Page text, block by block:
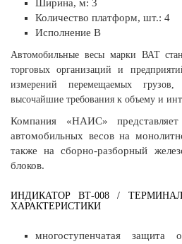
Ширина, м: 3
Количество платформ, шт.: 4
Исполнение В
Автомобильные весы марки ВАТ
торговых организаций и
измерений перемещаемых
высочайшие требования к объему и
Компания «НАИС» представляет
автомобильных весов на
также на сборно-разборный
блоков.
ИНДИКАТОР ВТ-008 /
ХАРАКТЕРИСТИКИ
многоступенчатая защита